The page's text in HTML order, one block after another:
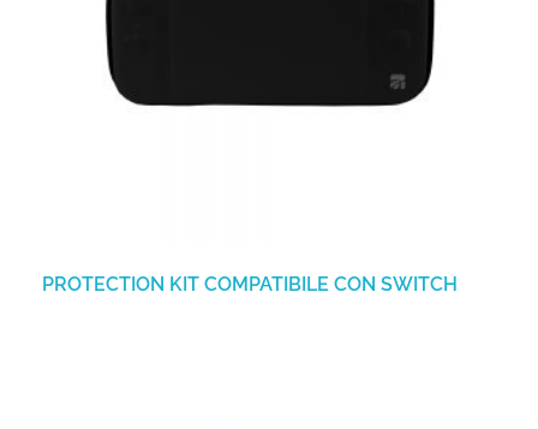
PROTECTION KIT COMPATIBILE CON SWITCH